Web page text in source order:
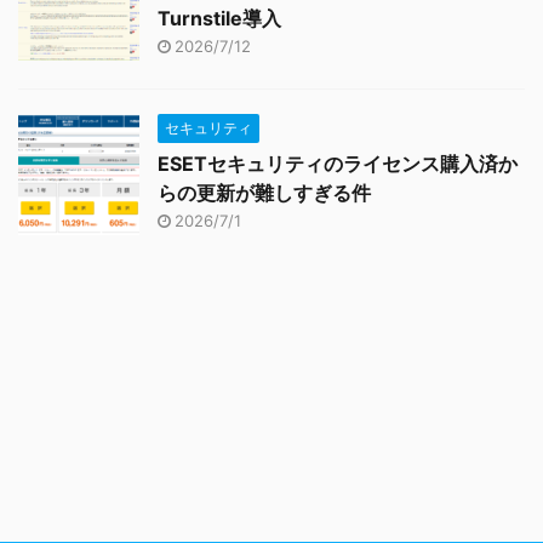
Turnstile導入
2026/7/12
セキュリティ
ESETセキュリティのライセンス購入済か
らの更新が難しすぎる件
2026/7/1